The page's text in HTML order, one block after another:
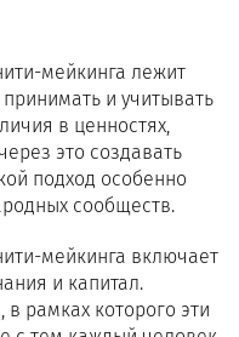
мейкинга лежит
и учитывать
в ценностях,
это создавать
подход особенно
сообществ.
мейкинга включает
и капитал.
рамках которого эти